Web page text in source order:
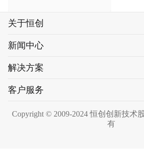
关于恒创
新闻中心
解决方案
客户服务
Copyright © 2009-2024 恒创创新技术
有